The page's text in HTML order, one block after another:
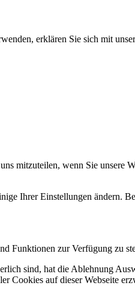
erklären Sie sich mit
mitzuteilen, wenn Sie unsere
Ihrer Einstellungen ändern.
Funktionen zur Verfügung zu
sind, hat die Ablehnung
Cookies auf dieser Webseite